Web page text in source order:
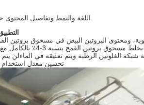
اللغة والنمط وتفاصيل
يمكن أن يمتص بسرعة ضعف وزن الماء عند 30-80 درجة مئوية، ومحتوى البروتين البيض
زيادة امتصاص الماء،والتي يمكن أن تمنع فصل المياه
الغلوتين الرطبة ويتم تعليقه في الماءلن يتم
تحسين معدل استخدام